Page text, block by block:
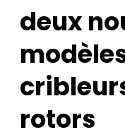
Construction bois
Contrôle d’accès
Éclairage
Fondations
deux
rotors